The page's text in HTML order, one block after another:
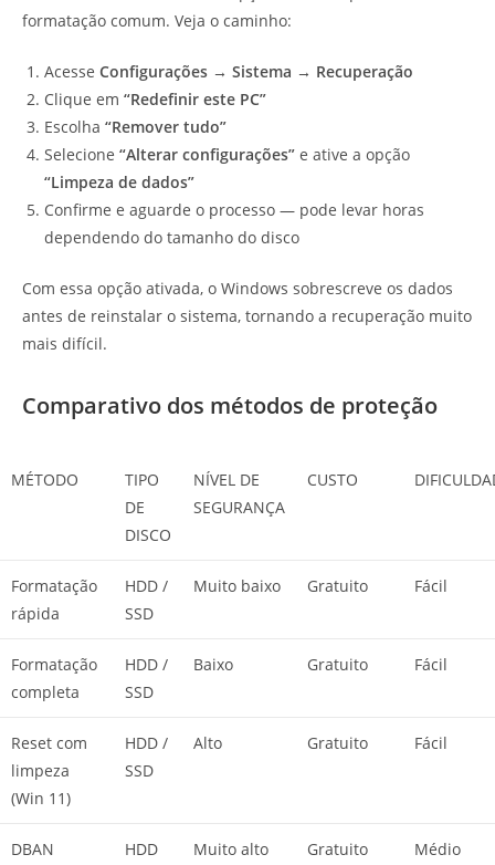
formatação comum. Veja o caminho:
Acesse Configurações → Sistema → Recuperação
Clique em “Redefinir este PC”
Escolha “Remover tudo”
Selecione “Alterar configurações” e ative a opção
“Limpeza de dados”
Confirme e aguarde o processo — pode levar horas
dependendo do tamanho do disco
Com essa opção ativada, o Windows sobrescreve os dados
antes de reinstalar o sistema, tornando a recuperação muito
mais difícil.
Comparativo dos métodos de proteção
MÉTODO
TIPO
DE
DISCO
NÍVEL DE
SEGURANÇA
CUSTO
Formatação
rápida
HDD /
SSD
Muito baixo Gratuito Fácil
Formatação
completa
HDD /
SSD
Baixo Gratuito Fácil
Reset com
limpeza
(Win 11)
HDD /
SSD
Alto Gratuito Fácil
DBAN
HDD Muito alto Gratuito Médio